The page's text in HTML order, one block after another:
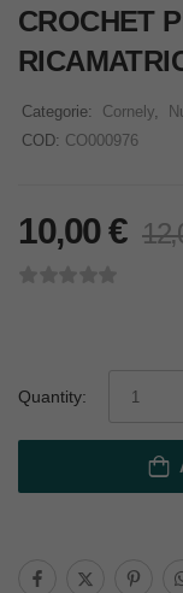
CROCHET
Categorie: Cornely,
COD: CO000976
10,00€
Quantity: